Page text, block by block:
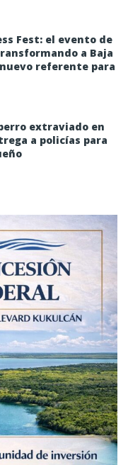
Fest: el evento de
a Baja
referente para
extraviado en
a policías para